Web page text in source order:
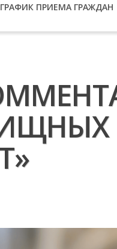
ГРАФИК ПРИЕМА ГРАЖДАН